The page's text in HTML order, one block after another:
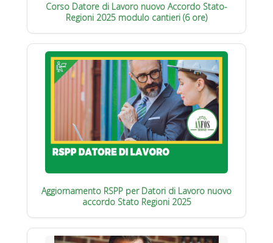
Corso Datore di Lavoro nuovo Accordo Stato-
Regioni 2025 modulo cantieri (6 ore)
Aggiornamento RSPP per Datori di Lavoro nuovo
accordo Stato Regioni 2025